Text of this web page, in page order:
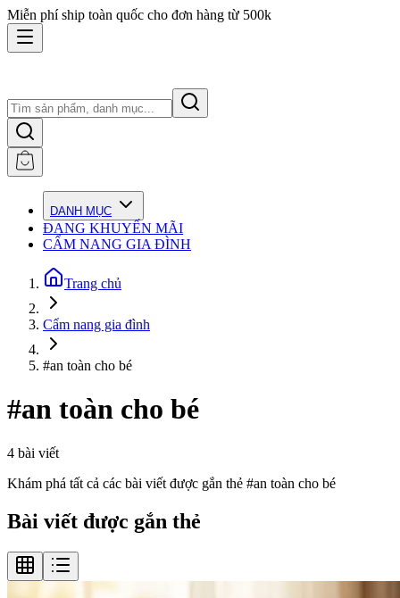
Miễn phí ship toàn quốc cho đơn hàng từ 500k
DANH MỤC
ĐANG KHUYẾN MÃI
CẨM NANG GIA ĐÌNH
Trang chủ
Cẩm nang gia đình
#an toàn cho bé
#an toàn cho bé
4 bài viết
Khám phá tất cả các bài viết được gắn thẻ #an toàn cho bé
Bài viết được gắn thẻ